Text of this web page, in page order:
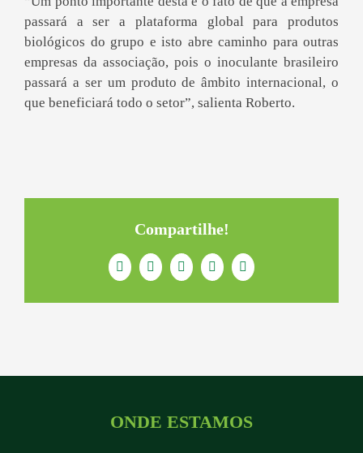
passará a ser a plataforma global para produtos
biológicos do grupo e isto abre caminho para outras
empresas da associação, pois o inoculante brasileiro
passará a ser um produto de âmbito internacional, o
que beneficiará todo o setor”, salienta Roberto.
Compartilhe!
FacebookTwitterLinkedInWhatsApp
E-
mail
ONDE ESTAMOS